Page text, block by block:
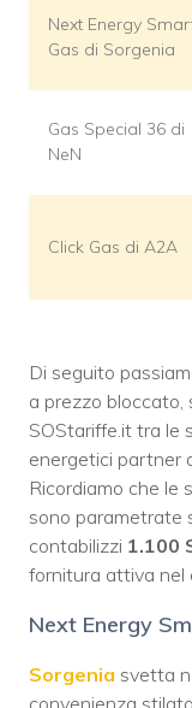
Next Energy
Gas di Sorgenia
Gas Special 36 di
NeN
Click Gas di A2A
Di seguito
a prezzo bloccato,
SOStariffe.it tra le
energetici partner
Ricordiamo che le
sono parametrate
contabilizzi 1.100
fornitura attiva nel
Next Energy
Sorgenia svetta